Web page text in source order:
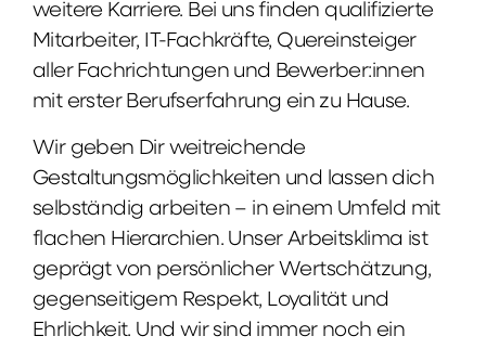
weitere Karriere. Bei uns finden qualifizierte
Mitarbeiter, IT-Fachkräfte, Quereinsteiger
aller Fachrichtungen und Bewerber:innen
mit erster Berufserfahrung ein zu Hause.
Wir geben Dir weitreichende
Gestaltungsmöglichkeiten und lassen dich
selbständig arbeiten – in einem Umfeld mit
flachen Hierarchien. Unser Arbeitsklima ist
geprägt von persönlicher Wertschätzung,
gegenseitigem Respekt, Loyalität und
Ehrlichkeit. Und wir sind immer noch ein